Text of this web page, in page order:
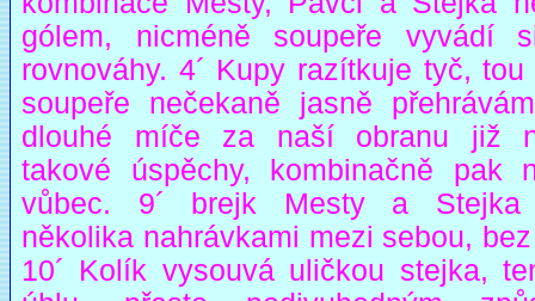
gólem, nicméně soupeře vyvádí
rovnováhy. 4´ Kupy razítkuje tyč, tou
soupeře nečekaně jasně
dlouhé míče za naší obranu již
takové úspěchy, kombinačně pak
vůbec. 9´ brejk Mesty a Stejka
několika nahrávkami mezi sebou,
10´ Kolík vysouvá uličkou stejka,